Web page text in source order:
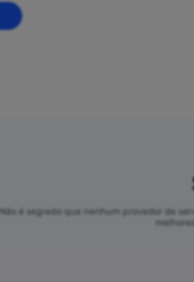
Não é segredo que nenhum provedor de